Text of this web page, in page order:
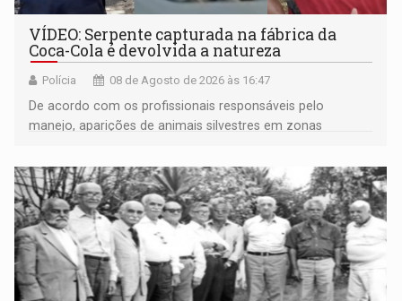
VÍDEO: Serpente capturada na fábrica da
Coca-Cola é devolvida a natureza
Polícia 08 de Agosto de 2026 às 16:47
De acordo com os profissionais responsáveis pelo
manejo, aparições de animais silvestres em zonas